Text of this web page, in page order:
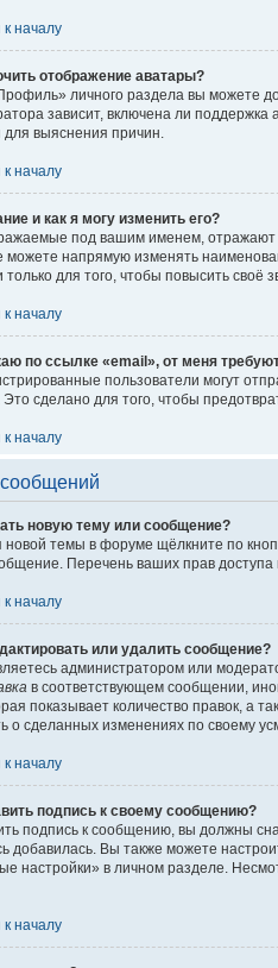
к началу
отображение аватары?
личного раздела вы можете
зависит, включена ли
выяснения причин.
к началу
и как я могу изменить его?
под вашим именем, отражают
напрямую изменять
для того, чтобы повысить своё
к началу
по ссылке «email», от меня
пользователи могут
сделано для того, чтобы
к началу
новую тему или сообщение?
новой темы в форуме щёлкните по
Перечень ваших прав
к началу
или удалить сообщение?
администратором или
в соответствующем сообщении,
показывает количество правок, а
о сделанных изменениях по своему
к началу
подпись к своему сообщению?
подпись к сообщению, вы должны
добавилась. Вы также можете
настройки» в личном разделе.
к началу